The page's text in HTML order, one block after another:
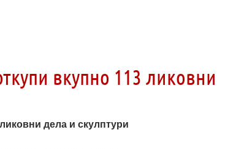
вкупно 113 ликовни
дела и скулптури